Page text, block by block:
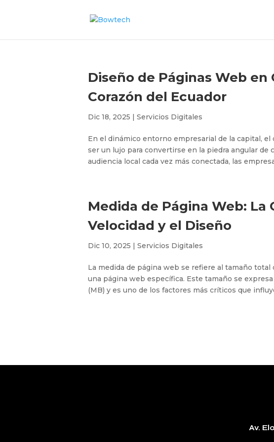
Diseño de Páginas Web
Corazón del Ecuador
Dic 18, 2025 | Servicios Digitales
En el dinámico entorno empresarial de la capital,
ser un lujo para convertirse en la piedra angular de
audiencia local cada vez más conectada, las
Medida de Página Web: La
Velocidad y el Diseño
Dic 10, 2025 | Servicios Digitales
La medida de página web se refiere al tamaño
una página web específica. Este tamaño se
(MB) y es uno de los factores más críticos que
Av.